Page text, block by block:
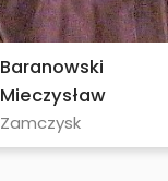
Baranowski
Mieczysław
Zamczysk